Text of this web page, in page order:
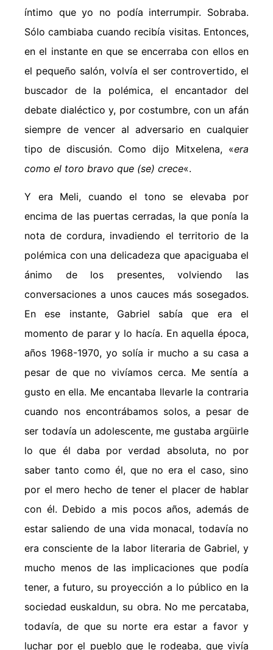
íntimo que yo no podía interrumpir. Sobraba.
Sólo cambiaba cuando recibía visitas. Entonces,
en el instante en que se encerraba con ellos en
el pequeño salón, volvía el ser controvertido, el
buscador de la polémica, el encantador del
debate dialéctico y, por costumbre, con un afán
siempre de vencer al adversario en cualquier
tipo de discusión. Como dijo Mitxelena, «era
como el toro bravo que (se) crece«.
Y era Meli, cuando el tono se elevaba por
encima de las puertas cerradas, la que ponía la
nota de cordura, invadiendo el territorio de la
polémica con una delicadeza que apaciguaba el
ánimo de los presentes, volviendo las
conversaciones a unos cauces más sosegados.
En ese instante, Gabriel sabía que era el
momento de parar y lo hacía. En aquella época,
años 1968-1970, yo solía ir mucho a su casa a
pesar de que no vivíamos cerca. Me sentía a
gusto en ella. Me encantaba llevarle la contraria
cuando nos encontrábamos solos, a pesar de
ser todavía un adolescente, me gustaba argüirle
lo que él daba por verdad absoluta, no por
saber tanto como él, que no era el caso, sino
por el mero hecho de tener el placer de hablar
con él. Debido a mis pocos años, además de
estar saliendo de una vida monacal, todavía no
era consciente de la labor literaria de Gabriel, y
mucho menos de las implicaciones que podía
tener, a futuro, su proyección a lo público en la
sociedad euskaldun, su obra. No me percataba,
todavía, de que su norte era estar a favor y
luchar por el pueblo que le rodeaba, que vivía